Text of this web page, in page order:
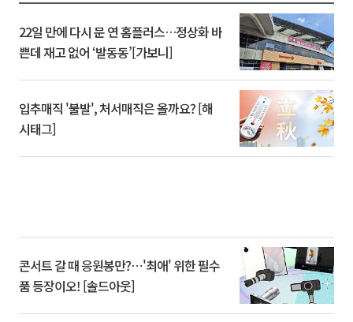
22일 만에 다시 문 연 홈플러스…정상화 바
쁜데 재고 없어 ‘발동동’[가보니]
입추매직 '불발', 처서매직은 올까요? [해
시태그]
콘서트 갈 때 응원봉만?⋯'최애' 위한 필수
품 등장이오! [솔드아웃]